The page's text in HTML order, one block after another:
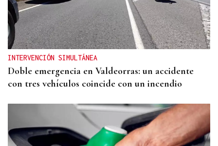
INTERVENCIÓN SIMULTÁNEA
Doble emergencia en Valdeorras: un accidente
con tres vehículos coincide con un incendio